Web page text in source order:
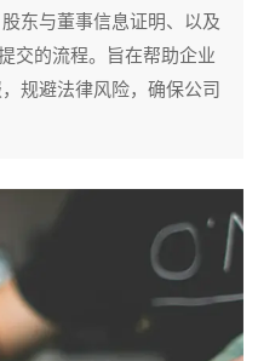
东与董事信息证明、以及
交的流程。旨在帮助企业
规避法律风险，确保公司